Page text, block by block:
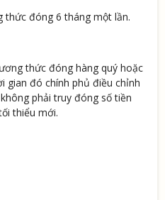
thức đóng 6 tháng một lần.
thức đóng hàng quý hoặc
gian đó chính phủ điều chỉnh
phải truy đóng số tiền
thiểu mới.